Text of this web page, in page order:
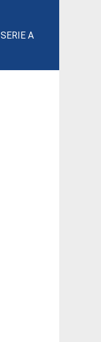
SERIE A